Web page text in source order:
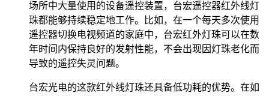
场所中大量使用的设备遥控装置，台宏遥控器红外线灯
珠都能够持续稳定地工作。比如，在一个每天多次使用
遥控器切换电视频道的家庭中，台宏红外灯珠可以在数
年时间内保持良好的发射性能，不会出现因灯珠老化而
导致的遥控失灵问题。
台宏光电的这款红外线灯珠还具备低功耗的优势。在如